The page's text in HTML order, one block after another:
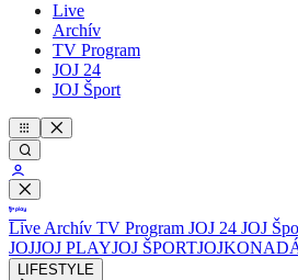
Live
Archív
TV Program
JOJ 24
JOJ Šport
Live Archív TV Program JOJ 24 JOJ
JOJJOJ PLAYJOJ ŠPORTJOJKO
LIFESTYLE